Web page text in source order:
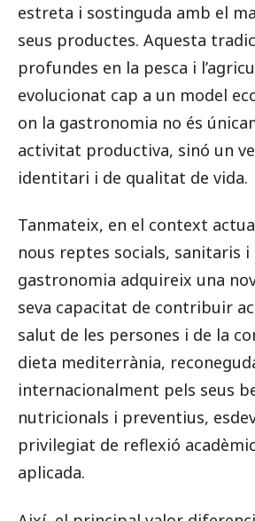
estreta i sostinguda amb el
seus productes. Aquesta
profundes en la pesca i
evolucionat cap a un model
on la gastronomia no és
activitat productiva, sinó un
identitari i de qualitat de vida.
Tanmateix, en el context
nous reptes socials, sanitaris
gastronomia adquireix una
seva capacitat de contribuir
salut de les persones i de la
dieta mediterrània,
internacionalment pels seus
nutricionals i preventius,
privilegiat de reflexió
aplicada.